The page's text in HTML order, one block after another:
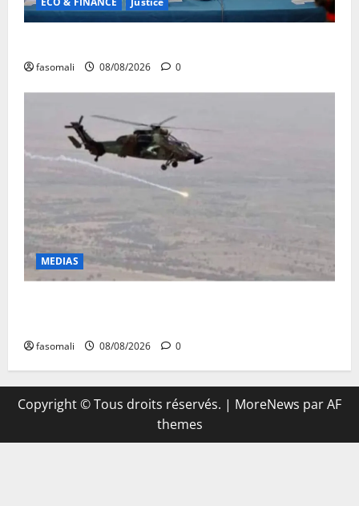
fasomali 08/08/2026 0
MEDIAS
fasomali 08/08/2026 0
Copyright © Tous droits réservés. | MoreNews par AF
themes